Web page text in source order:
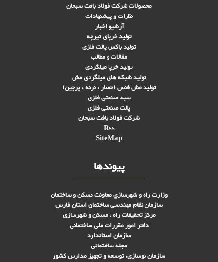
محصولات شرکت فولاد بافت سبحان
نظرات و پیشنهادات
آرشیو اخبار
تولید خرپای تیرچه
تولید باکس پالت فلزی
مقالات و مطالب
تولید خرپا میلگردی
تولید شبکه های ميلگردی مش
تولید مش فنس (حصار ، نرده ، پرچین)
سبد صنعتی فلزی
پالت صنعتی فلزی
شرکت فولاد بافت سبحان
Rss
SiteMap
پیوندها
وزارت راه و شهرسازي معاونت مسکن و ساختمان
سازمان نظام مهندسی ساختمان استان فارس
مرکز تحقیقات راه ، مسکن و شهرسازی
دفتر امور مقررات ملی ساختمانی
سازمان استاندارد
مجله ساختمانی
سازمان نوسازی، توسعه و تجهیز مدارس کشور